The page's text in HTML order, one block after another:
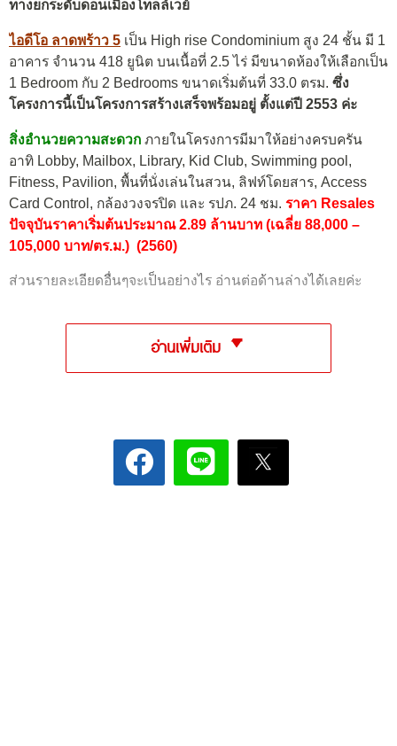
ทางยกระดับดอนเมืองโทลล์เวย์
ไอดีโอ ลาดพร้าว 5 เป็น High rise Condominium สูง 24 ชั้น มี 1
อาคาร จำนวน 418 ยูนิต บนเนื้อที่ 2.5 ไร่ มีขนาดห้องให้เลือกเป็น
1 Bedroom กับ 2 Bedrooms ขนาดเริ่มต้นที่ 33.0 ตรม. ซึ่ง
โครงการนี้เป็นโครงการสร้างเสร็จพร้อมอยู่ ตั้งแต่ปี 2553 ค่ะ
สิ่งอำนวยความสะดวก ภายในโครงการมีมาให้อย่างครบครัน
อาทิ Lobby, Mailbox, Library, Kid Club, Swimming pool,
Fitness, Pavilion, พื้นที่นั่งเล่นในสวน, ลิฟท์โดยสาร, Access
Card Control, กล้องวงจรปิด และ รปภ. 24 ชม. ราคา Resales
ปัจจุบันราคาเริ่มต้นประมาณ 2.89 ล้านบาท (เฉลี่ย 88,000 –
105,000 บาท/ตร.ม.) (2560)
ส่วนรายละเอียดอื่นๆจะเป็นอย่างไร อ่านต่อด้านล่างได้เลยค่ะ
อ่านเพิ่มเติม